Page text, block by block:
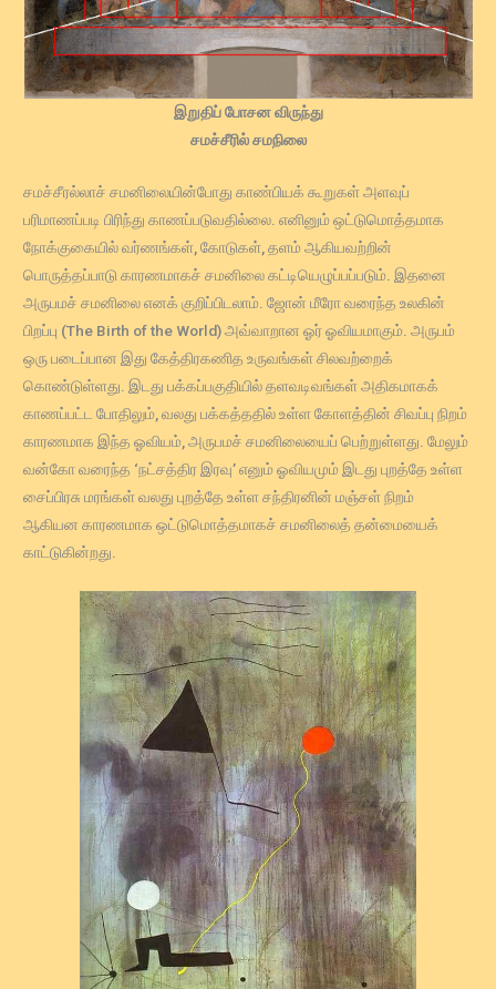
இறுதிப் போசன விருந்து
சமச்சீரில் சமநிலை
சமச்சீரல்லாச் சமனிலையின்போது காண்பியக் கூறுகள் அளவுப்
பரிமாணப்படி பிரிந்து காணப்படுவதில்லை. எனினும் ஒட்டுமொத்தமாக
நோக்குகையில் வர்ணங்கள், கோடுகள், தளம் ஆகியவற்றின்
பொருத்தப்பாடு காரணமாகச் சமனிலை கட்டியெழுப்பப்படும். இதனை
அருபமச் சமனிலை எனக் குறிப்பிடலாம். ஜோன் மீரோ வரைந்த உலகின்
பிறப்பு (The Birth of the World) அவ்வாறான ஓர் ஓவியமாகும். அருபம்
ஒரு படைப்பான இது கேத்திரகணித உருவங்கள் சிலவற்றைக்
கொண்டுள்ளது. இடது பக்கப்பகுதியில் தளவடிவங்கள் அதிகமாகக்
காணப்பட்ட போதிலும், வலது பக்கத்ததில் உள்ள கோளத்தின் சிவப்பு நிறம்
காரணமாக இந்த ஓவியம், அருபமச் சமனிலையைப் பெற்றுள்ளது. மேலும்
வன்கோ வரைந்த ‘நட்சத்திர இரவு’ எனும் ஓவியமும் இடது புறத்தே உள்ள
சைப்பிரசு மரங்கள் வலது புறத்தே உள்ள சந்திரனின் மஞ்சள் நிறம்
ஆகியன காரணமாக ஒட்டுமொத்தமாகச் சமனிலைத் தன்மையைக்
காட்டுகின்றது.